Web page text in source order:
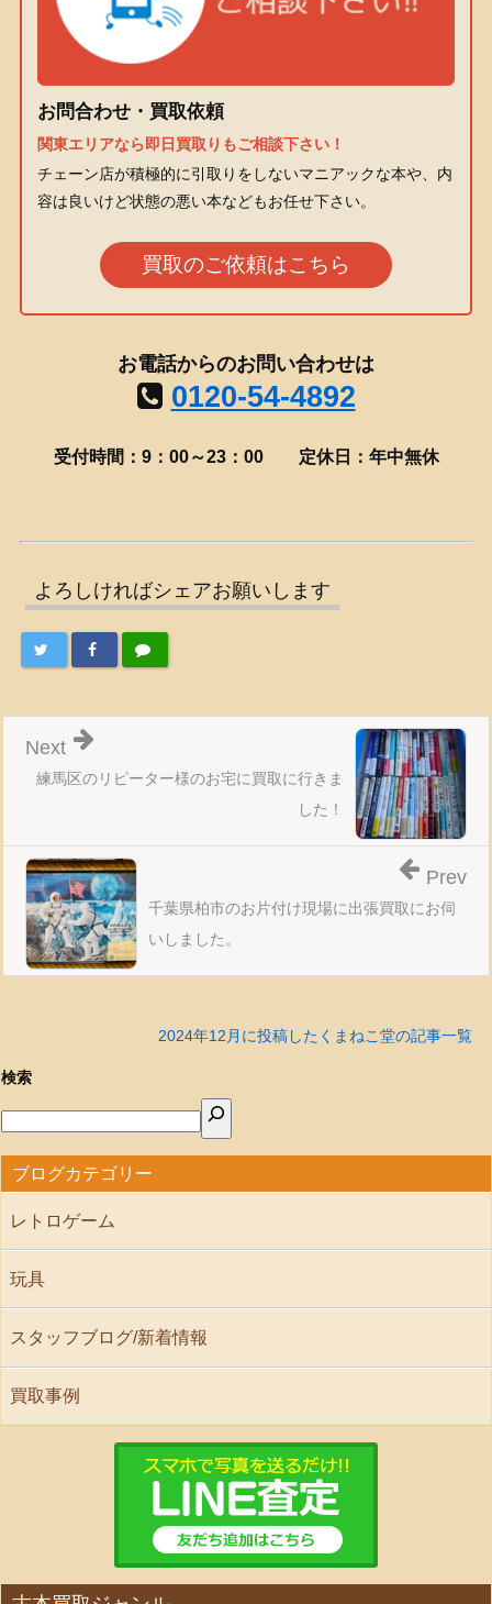
お問合わせ・買取依頼
関東エリアなら即日買取りもご相談下さい！
チェーン店が積極的に引取りをしないマニアックな本や、内
容は良いけど状態の悪い本などもお任せ下さい。
買取のご依頼はこちら
お電話からのお問い合わせは
0120-54-4892
受付時間：9：00～23：00 定休日：年中無休
よろしければシェアお願いします
練馬区のリピーター様のお宅に買取に行きま
した！
Next
千葉県柏市のお片付け現場に出張買取にお伺
いしました。
Prev
2024年12月に投稿したくまねこ堂の記事一覧
検索
ブログカテゴリー
レトロゲーム
玩具
スタッフブログ/新着情報
買取事例